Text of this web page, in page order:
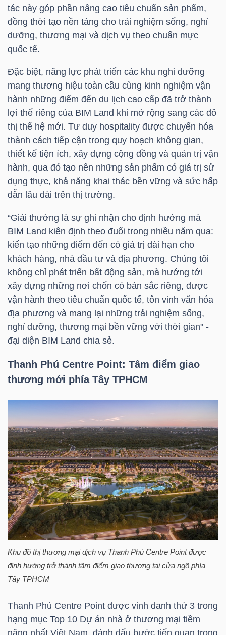
tác này góp phần nâng cao tiêu chuẩn sản phẩm,
đồng thời tạo nền tảng cho trải nghiệm sống, nghỉ
dưỡng, thương mại và dịch vụ theo chuẩn mực
quốc tế.
Đặc biệt, năng lực phát triển các khu nghỉ dưỡng
mang thương hiệu toàn cầu cùng kinh nghiệm vận
hành những điểm đến du lịch cao cấp đã trở thành
lợi thế riêng của BIM Land khi mở rộng sang các đô
thị thế hệ mới. Tư duy hospitality được chuyển hóa
thành cách tiếp cận trong quy hoạch không gian,
thiết kế tiện ích, xây dựng cộng đồng và quản trị vận
hành, qua đó tạo nên những sản phẩm có giá trị sử
dụng thực, khả năng khai thác bền vững và sức hấp
dẫn lâu dài trên thị trường.
“Giải thưởng là sự ghi nhận cho định hướng mà
BIM Land kiên định theo đuổi trong nhiều năm qua:
kiến tạo những điểm đến có giá trị dài hạn cho
khách hàng, nhà đầu tư và địa phương. Chúng tôi
không chỉ phát triển bất động sản, mà hướng tới
xây dựng những nơi chốn có bản sắc riêng, được
vận hành theo tiêu chuẩn quốc tế, tôn vinh văn hóa
địa phương và mang lại những trải nghiệm sống,
nghỉ dưỡng, thương mại bền vững với thời gian" -
đại diện BIM Land chia sẻ.
Thanh Phú Centre Point: Tâm điểm giao
thương mới phía Tây TPHCM
Khu đô thị thương mại dịch vụ Thanh Phú Centre Point được
định hướng trở thành tâm điểm giao thương tại cửa ngõ phía
Tây TPHCM
Thanh Phú Centre Point được vinh danh thứ 3 trong
hạng mục Top 10 Dự án nhà ở thương mại tiềm
năng nhất Việt Nam, đánh dấu bước tiến quan trọng
PHIẾU
CỤ
ĐẦU
TƯ
LIỆU
Ngành
(-)
VS-
SECTOR
NĂNG
NGUYÊN
VẬT
LIỆU
CÔNG
NGHIỆP
TIÊU
KHÔNG
THIẾT